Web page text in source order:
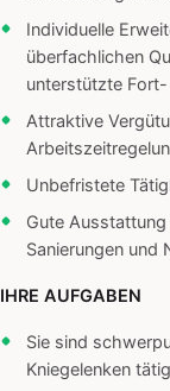
Individuelle
überfachlichen
unterstützte
Attraktive
Unbefristete
Gute
Sanierungen und
IHRE AUFGABEN
Sie sind
Kniegelenken tätig